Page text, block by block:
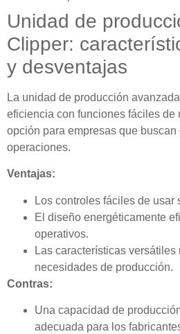
Unidad de
Clipper:
y desventajas
La unidad de producción
eficiencia con funciones fáciles de
opción para empresas que buscan
operaciones.
Ventajas:
Los controles fáciles de
El diseño energéticamente
operativos.
Las características
necesidades de producción.
Contras:
Una capacidad de
adecuada para los